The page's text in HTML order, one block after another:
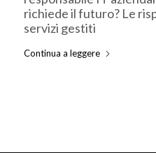
richiede il futuro? Le
servizi gestiti
Continua a leggere